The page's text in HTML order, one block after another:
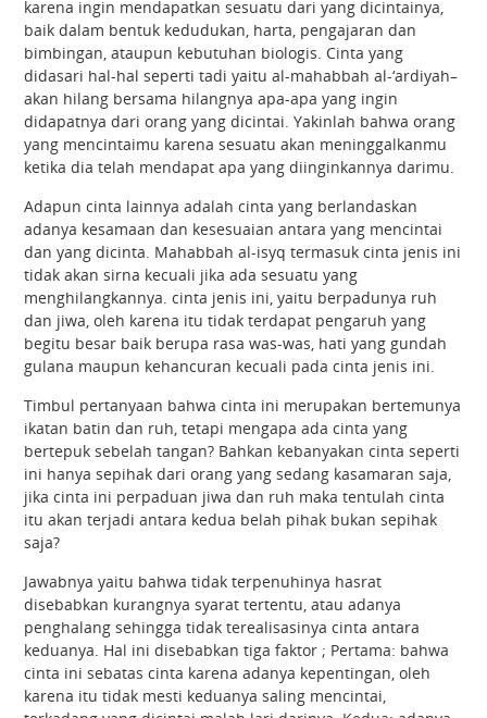
karena ingin mendapatkan sesuatu dari yang dicintainya,
baik dalam bentuk kedudukan, harta, pengajaran dan
bimbingan, ataupun kebutuhan biologis. Cinta yang
didasari hal-hal seperti tadi yaitu al-mahabbah al-‘ardiyah–
akan hilang bersama hilangnya apa-apa yang ingin
didapatnya dari orang yang dicintai. Yakinlah bahwa orang
yang mencintaimu karena sesuatu akan meninggalkanmu
ketika dia telah mendapat apa yang diinginkannya darimu.
Adapun cinta lainnya adalah cinta yang berlandaskan
adanya kesamaan dan kesesuaian antara yang mencintai
dan yang dicinta. Mahabbah al-isyq termasuk cinta jenis ini
tidak akan sirna kecuali jika ada sesuatu yang
menghilangkannya. cinta jenis ini, yaitu berpadunya ruh
dan jiwa, oleh karena itu tidak terdapat pengaruh yang
begitu besar baik berupa rasa was-was, hati yang gundah
gulana maupun kehancuran kecuali pada cinta jenis ini.
Timbul pertanyaan bahwa cinta ini merupakan bertemunya
ikatan batin dan ruh, tetapi mengapa ada cinta yang
bertepuk sebelah tangan? Bahkan kebanyakan cinta seperti
ini hanya sepihak dari orang yang sedang kasamaran saja,
jika cinta ini perpaduan jiwa dan ruh maka tentulah cinta
itu akan terjadi antara kedua belah pihak bukan sepihak
saja?
Jawabnya yaitu bahwa tidak terpenuhinya hasrat
disebabkan kurangnya syarat tertentu, atau adanya
penghalang sehingga tidak terealisasinya cinta antara
keduanya. Hal ini disebabkan tiga faktor ; Pertama: bahwa
cinta ini sebatas cinta karena adanya kepentingan, oleh
karena itu tidak mesti keduanya saling mencintai,